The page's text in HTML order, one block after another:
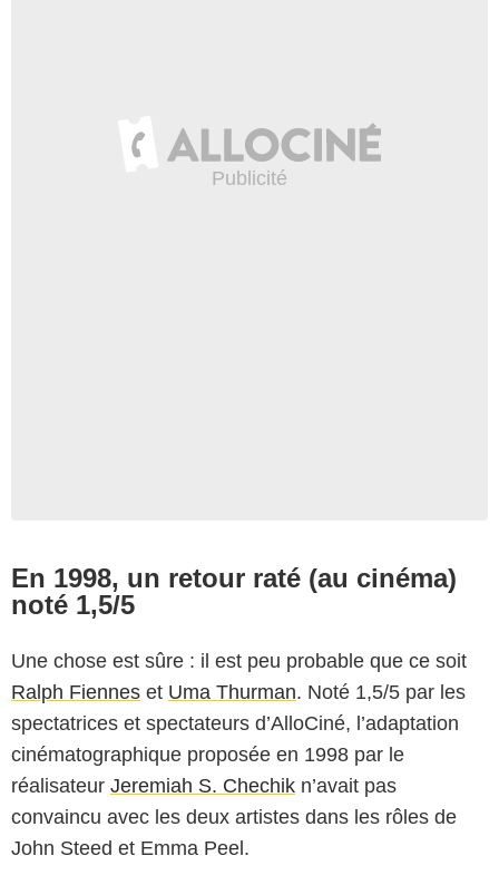
En 1998, un retour raté (au cinéma)
noté 1,5/5
Une chose est sûre : il est peu probable que ce soit
Ralph Fiennes et Uma Thurman. Noté 1,5/5 par les
spectatrices et spectateurs d’AlloCiné, l’adaptation
cinématographique proposée en 1998 par le
réalisateur Jeremiah S. Chechik n’avait pas
convaincu avec les deux artistes dans les rôles de
John Steed et Emma Peel.